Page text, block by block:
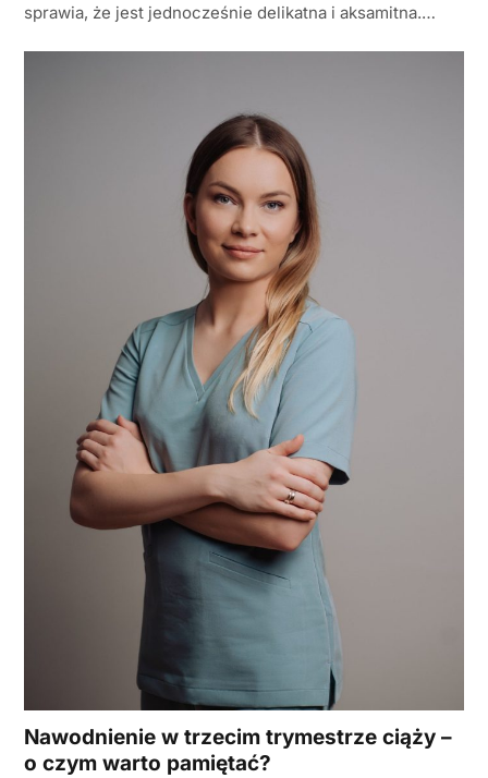
sprawia, że jest jednocześnie delikatna i aksamitna.…
Nawodnienie w trzecim trymestrze ciąży –
o czym warto pamiętać?